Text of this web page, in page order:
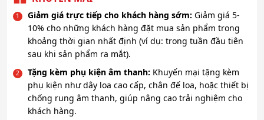
Giảm giá trực tiếp cho khách hàng sớm: Giảm giá 5-
10% cho những khách hàng đặt mua sản phẩm trong
khoảng thời gian nhất định (ví dụ: trong tuần đầu tiên
sau khi sản phẩm ra mắt).
Tặng kèm phụ kiện âm thanh: Khuyến mại tặng kèm
phụ kiện như dây loa cao cấp, chân đế loa, hoặc thiết bị
chống rung âm thanh, giúp nâng cao trải nghiệm cho
khách hàng.